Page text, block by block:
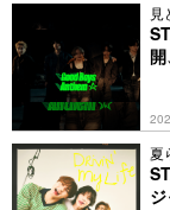
見
ン
夏